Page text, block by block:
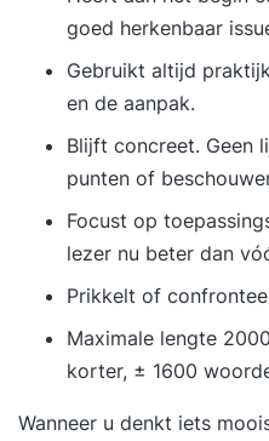
goed herkenbaar
Gebruikt altijd
en de aanpak.
Blijft concreet. Geen
punten of
Focust op
lezer nu beter dan
Prikkelt of
Maximale lengte
korter, ± 1600
Wanneer u denkt iets